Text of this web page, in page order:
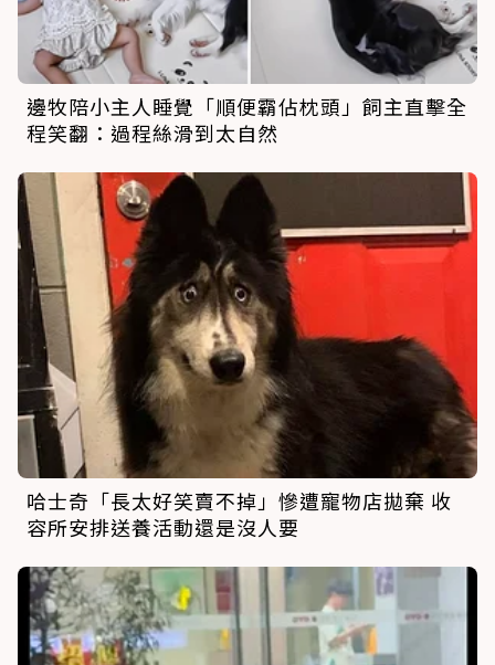
邊牧陪小主人睡覺「順便霸佔枕頭」飼主直擊全
程笑翻：過程絲滑到太自然
哈士奇「長太好笑賣不掉」慘遭寵物店拋棄 收
容所安排送養活動還是沒人要